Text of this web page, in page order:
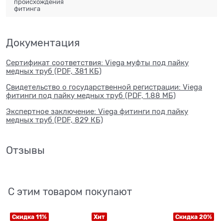
происхождения
фитинга
Документация
Сертификат соответствия: Viega муфты под пайку
медных труб (PDF, 381 КБ)
Свидетельство о государственной регистрации: Viega
фитинги под пайку медных труб (PDF, 1.88 МБ)
Экспертное заключение: Viega фитинги под пайку
медных труб (PDF, 829 КБ)
Отзывы
С этим товаром покупают
Скидка 11%
Хит
Скидка 20%